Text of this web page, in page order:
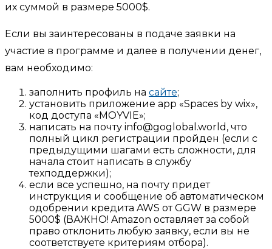
их суммой в размере 5000$.
Если вы заинтересованы в подаче заявки на
участие в программе и далее в получении денег,
вам необходимо:
заполнить профиль на сайте;
установить приложение app «Spaces by wix»,
код доступа «MOYVIE»;
написать на почту info@goglobal.world, что
полный цикл регистрации пройден (если с
предыдущими шагами есть сложности, для
начала стоит написать в службу
техподдержки);
если все успешно, на почту придет
инструкция и сообщение об автоматическом
одобрении кредита AWS от GGW в размере
5000$ (ВАЖНО! Amazon оставляет за собой
право отклонить любую заявку, если вы не
соответствуете критериям отбора).